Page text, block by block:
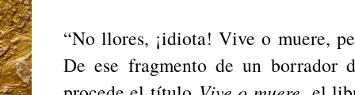
“No llores, ¡idiota! Vive o muere,
De ese fragmento de un borrador